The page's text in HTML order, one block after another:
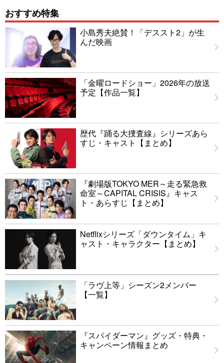
おすすめ特集
小島秀夫絶賛！「デススト2」が生
んだ映画
「金曜ロードショー」2026年の放送
予定【作品一覧】
歴代『踊る大捜査線』シリーズあら
すじ・キャスト【まとめ】
『劇場版TOKYO MER～走る緊急救
命室～CAPITAL CRISIS』キャス
ト・あらすじ【まとめ】
Netflixシリーズ「ダウンタイム」キ
ャスト・キャラクター【まとめ】
「ラヴ上等」シーズン2メンバー
【一覧】
『スパイダーマン』グッズ・特典・
キャンペーン情報まとめ